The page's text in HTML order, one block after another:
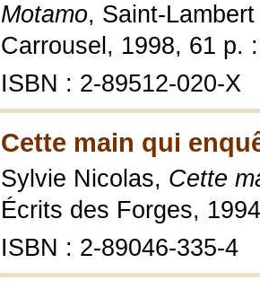
Motamo, Saint-
Carrousel, 1998, 61 p.
ISBN : 2-89512-020-X
Cette main qui
Sylvie Nicolas, Cette
Écrits des Forges,
ISBN : 2-89046-335-4